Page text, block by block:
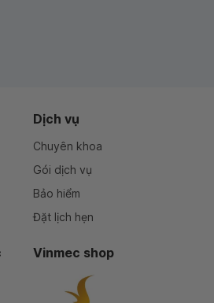
Dịch vụ
Chuyên khoa
Gói dịch vụ
Bảo hiểm
Đặt lịch hẹn
Vinmec shop